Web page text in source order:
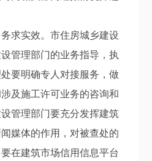
实效。市住房城乡建设
管理部门的业务指导，执
要明确专人对接服务，做
及施工许可业务的咨询和
管理部门要充分发挥建筑
媒体的作用，对被查处的
在建筑市场信用信息平台